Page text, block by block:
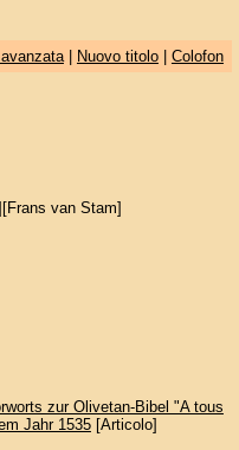
| Nuovo titolo| Colofon
van Stam]
zur Olivetan-Bibel "A tous
Jahr 1535[Articolo]